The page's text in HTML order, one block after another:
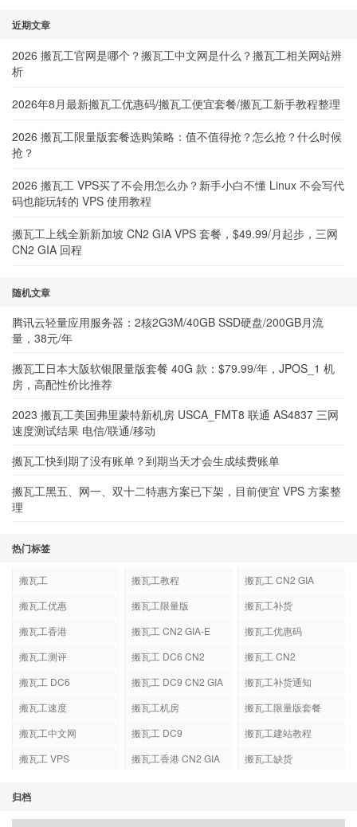
近期文章
2026 搬瓦工官网是哪个？搬瓦工中文网是什么？搬瓦工相关网站辨
析
2026年8月最新搬瓦工优惠码/搬瓦工便宜套餐/搬瓦工新手教程整理
2026 搬瓦工限量版套餐选购策略：值不值得抢？怎么抢？什么时候
抢？
2026 搬瓦工 VPS买了不会用怎么办？新手小白不懂 Linux 不会写代
码也能玩转的 VPS 使用教程
搬瓦工上线全新新加坡 CN2 GIA VPS 套餐，$49.99/月起步，三网
CN2 GIA 回程
随机文章
腾讯云轻量应用服务器：2核2G3M/40GB SSD硬盘/200GB月流
量，38元/年
搬瓦工日本大阪软银限量版套餐 40G 款：$79.99/年，JPOS_1 机
房，高配性价比推荐
2023 搬瓦工美国弗里蒙特新机房 USCA_FMT8 联通 AS4837 三网
速度测试结果 电信/联通/移动
搬瓦工快到期了没有账单？到期当天才会生成续费账单
搬瓦工黑五、网一、双十二特惠方案已下架，目前便宜 VPS 方案整
理
热门标签
搬瓦工 搬瓦工教程
搬瓦工 CN2 GIA
搬瓦工优惠
搬瓦工限量版
搬瓦工补货
搬瓦工香港
搬瓦工 CN2 GIA-E
搬瓦工优惠码
搬瓦工测评
搬瓦工 DC6 CN2
搬瓦工 CN2
搬瓦工 DC6
搬瓦工 DC9 CN2 GIA
搬瓦工补货通知
搬瓦工速度
搬瓦工机房
搬瓦工限量版套餐
搬瓦工中文网
搬瓦工 DC9
搬瓦工建站教程
搬瓦工 VPS
搬瓦工香港 CN2 GIA 搬瓦工缺货
归档